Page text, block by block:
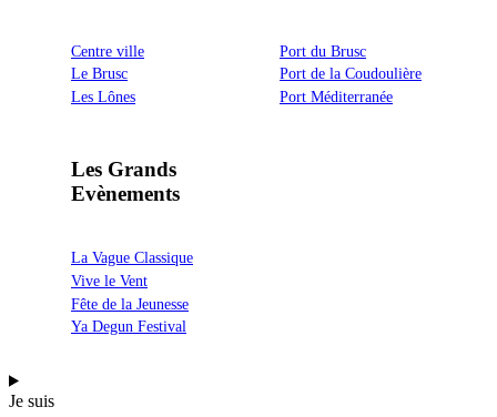
Centre ville
Le Brusc
Les Lônes
Port du Brusc
Port de la Coudoulière
Port Méditerranée
Les Grands
Evènements
La Vague Classique
Vive le Vent
Fête de la Jeunesse
Ya Degun Festival
Je suis